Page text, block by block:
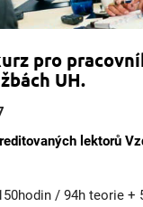
pro
UH.
lektorů
/ 94h teorie +